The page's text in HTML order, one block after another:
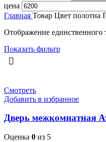
цена
Главная Товар Цвет полотна
Отображение единственного
Показать фильтр
Смотреть
Добавить в избранное
Дверь межкомнатная
Оценка 0 из 5